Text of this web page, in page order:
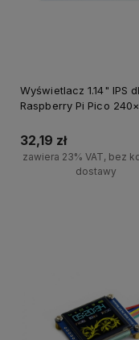
Wyświetlacz 1.14" IPS
Raspberry Pi Pico
32,19 zł
zawiera 23% VAT, bez
dostawy